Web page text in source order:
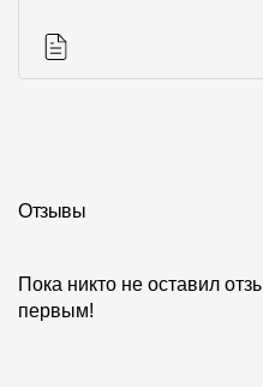
Отзывы
Пока никто не оставил
первым!